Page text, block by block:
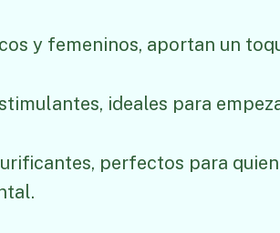
y femeninos, aportan un
ideales para
perfectos para